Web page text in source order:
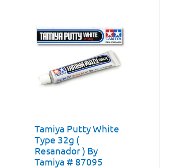
Tamiya Putty White
Type 32g (
Resanador ) By
Tamiya # 87095